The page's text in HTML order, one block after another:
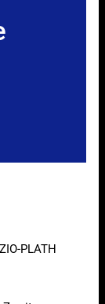
PLATH